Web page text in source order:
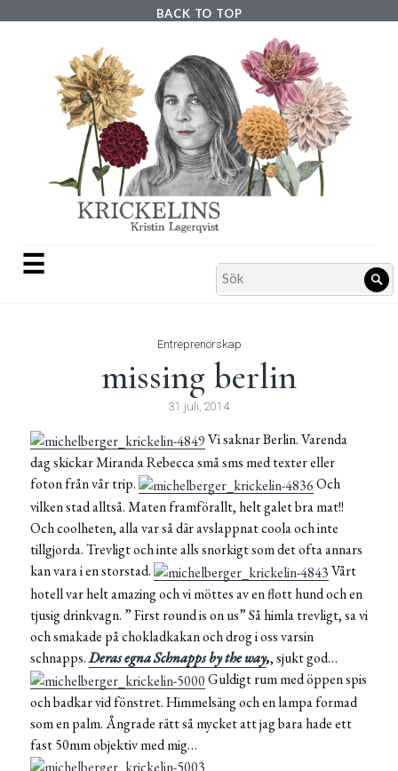
☰
Search
for:
Entreprenörskap
missing berlin
31 juli, 2014
Vi saknar Berlin. Varenda
dag skickar Miranda Rebecca små sms med texter eller
foton från vår trip.
Och
vilken stad alltså. Maten framförallt, helt galet bra mat!!
Och coolheten, alla var så där avslappnat coola och inte
tillgjorda. Trevligt och inte alls snorkigt som det ofta annars
kan vara i en storstad.
Vårt
hotell var helt amazing och vi möttes av en flott hund och en
tjusig drinkvagn. ” First round is on us” Så himla trevligt, sa vi
och smakade på chokladkakan och drog i oss varsin
schnapps.Deras egna Schnapps by the way,, sjukt god…
Guldigt rum med öppen spis
och badkar vid fönstret. Himmelsäng och en lampa formad
som en palm. Ångrade rätt så mycket att jag bara hade ett
fast 50mm objektiv med mig…
BACK TO TOP